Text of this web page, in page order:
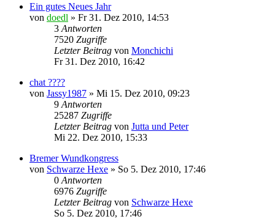
Ein gutes Neues Jahr
von doedl » Fr 31. Dez 2010, 14:53
3 Antworten
7520 Zugriffe
Letzter Beitrag von Monchichi
Fr 31. Dez 2010, 16:42
chat ????
von Jassy1987 » Mi 15. Dez 2010, 09:23
9 Antworten
25287 Zugriffe
Letzter Beitrag von Jutta und Peter
Mi 22. Dez 2010, 15:33
Bremer Wundkongress
von Schwarze Hexe » So 5. Dez 2010, 17:46
0 Antworten
6976 Zugriffe
Letzter Beitrag von Schwarze Hexe
So 5. Dez 2010, 17:46